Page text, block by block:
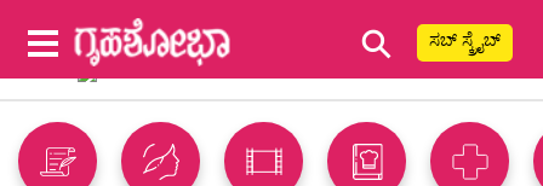
⚲ ಸಬ್ ಸ್ಕ್ರೈಬ್